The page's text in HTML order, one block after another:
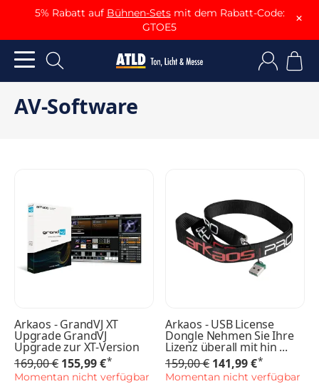
5% Rabatt auf Bühnen-Setsmit dem Rabatt-Code:
GTOE5
×
AV-Software
Arkaos - GrandVJ XT
Upgrade GrandVJ
Upgrade zur XT-Version
169,00 € 155,99 €*
Momentan nicht verfügbar
Arkaos - USB License
Dongle Nehmen Sie Ihre
Lizenz überall mit hin ...
159,00 € 141,99 €*
Momentan nicht verfügbar